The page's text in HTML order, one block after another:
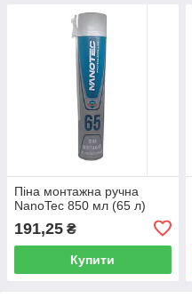
Піна монтажна ручна
NanoTec 850 мл (65 л)
191,25 ₴
Купити